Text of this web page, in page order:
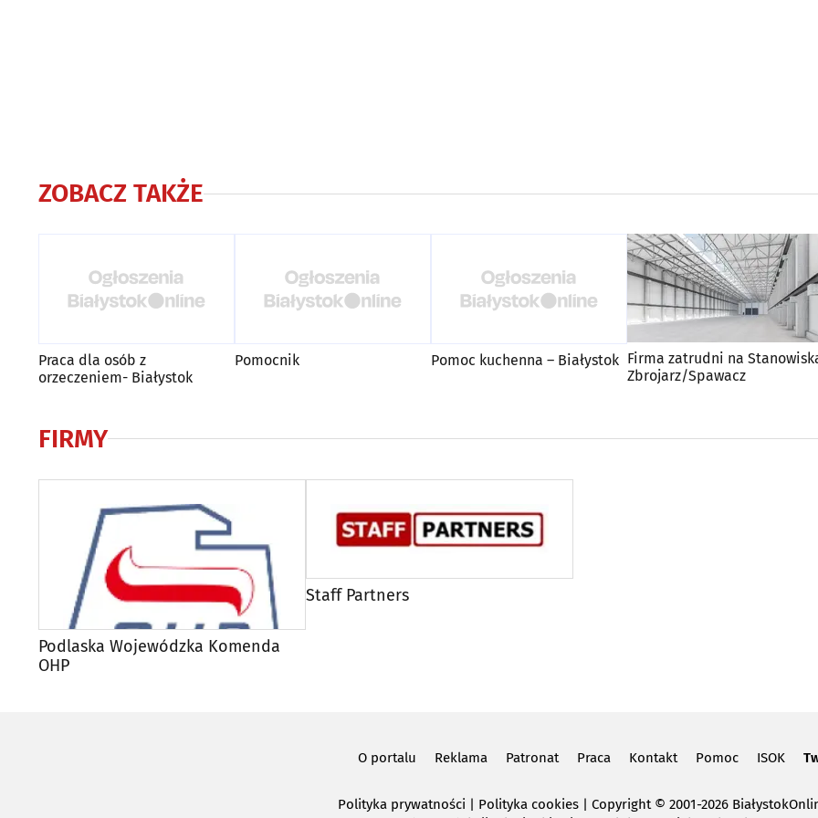
ZOBACZ TAKŻE
Praca dla osób z
orzeczeniem- Białystok
Pomocnik Pomoc kuchenna – Białystok Firma zatrudni na
Zbrojarz/Spawacz
FIRMY
Podlaska Wojewódzka Komenda
OHP
Staff Partners
O portalu Reklama Patronat Praca Kontakt Pomoc ISOK
Polityka prywatności | Polityka cookies Copyright© 2001-2026